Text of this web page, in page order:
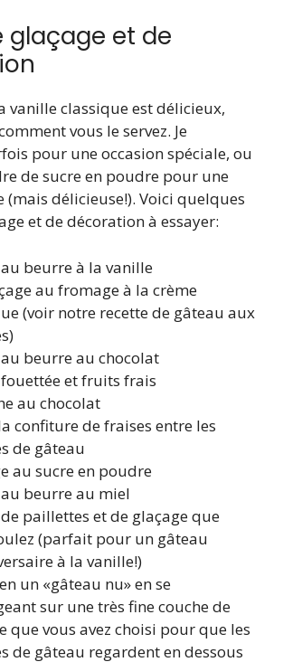
glaçage et de
vanille classique est délicieux,
vous le servez. Je
pour une occasion spéciale, ou
de sucre en poudre pour une
délicieuse!). Voici quelques
et de décoration à essayer:
beurre à la vanille
au fromage à la crème
(voir notre recette de gâteau aux
beurre au chocolat
et fruits frais
au chocolat
confiture de fraises entre les
de gâteau
au sucre en poudre
beurre au miel
paillettes et de glaçage que
(parfait pour un gâteau
à la vanille!)
un «gâteau nu» en se
sur une très fine couche de
que vous avez choisi pour que les
de gâteau regardent en dessous